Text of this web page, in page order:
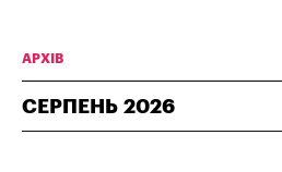
АРХІВ
СЕРПЕНЬ 2026